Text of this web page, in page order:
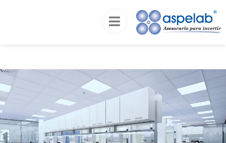
Campanas
Campanas de Flujo
Laminar